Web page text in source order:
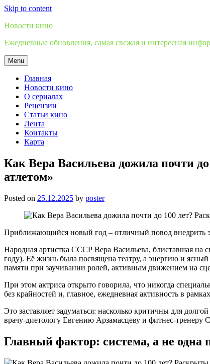
Skip to content
Новости кино
Ежедневные обновления, самая свежая и интересная
Menu
Главная
Новости кино
О сериалах
Рецензии
Статьи кино
Лента
Контакты
Карта
Как Вера Васильева дожила почти
атлетом»
Posted on 25.12.2025 by poster
Приближающийся новый год – отличный повод внедрить
Народная артистка СССР Вера Васильева, блиставшая на
году). Её жизнь была посвящена театру, а энергию и
памяти при заучивании ролей, активным движением на
При этом актриса открыто говорила, что никогда
без крайностей и, главное, ежедневная активность в
Это заставляет задуматься: насколько критичны для
врачу-диетологу Евгению Арзамасцеву и фитнес-тренеру
Главный фактор: система, а не одна